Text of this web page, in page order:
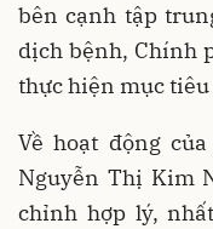
bên cạnh tập
dịch bệnh, Chính
thực hiện mục
Về hoạt động
Nguyễn Thị Kim
chỉnh hợp lý,